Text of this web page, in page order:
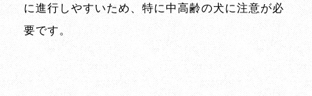
に進行しやすいため、特に中高齢の犬に注意が必
要です。